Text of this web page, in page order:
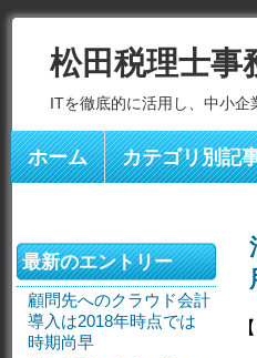
松田税理士事
ITを徹底的に活用し、中小
ホーム カテゴリ別記
最新のエントリー
顧問先へのクラウド会計
導入は2018年時点では
時期尚早